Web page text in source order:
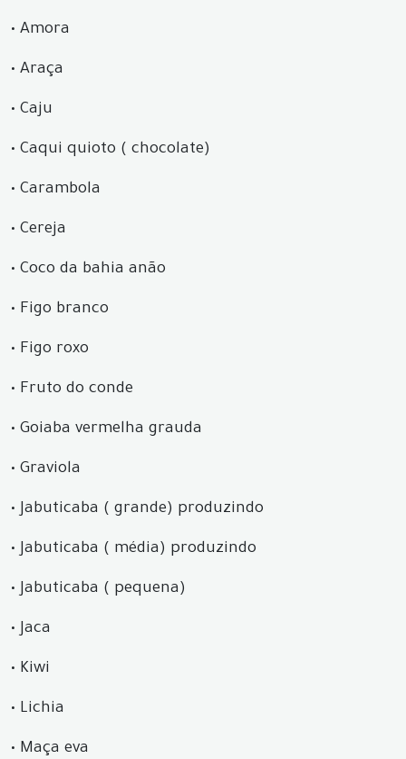
• Amora
• Araça
• Caju
• Caqui quioto ( chocolate)
• Carambola
• Cereja
• Coco da bahia anão
• Figo branco
• Figo roxo
• Fruto do conde
• Goiaba vermelha grauda
• Graviola
• Jabuticaba ( grande) produzindo
• Jabuticaba ( média) produzindo
• Jabuticaba ( pequena)
• Jaca
• Kiwi
• Lichia
• Maça eva